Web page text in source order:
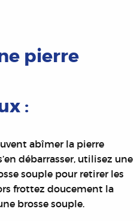
pierre
:
abîmer la pierre
débarrasser, utilisez une
souple pour retirer les
frottez doucement la
brosse souple.